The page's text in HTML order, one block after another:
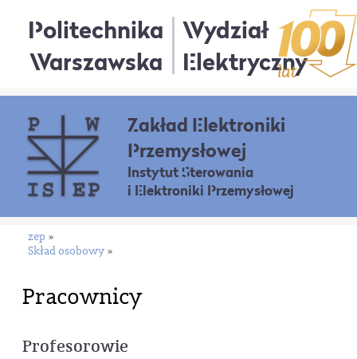
Politechnika
Warszawska
Wydział
Elektryczny
Zakład Elektroniki
Przemysłowej
Instytut Sterowania
i Elektroniki Przemysłowej
zep »
Skład osobowy »
Pracownicy
Profesorowie